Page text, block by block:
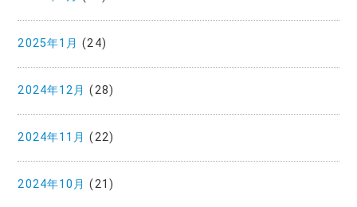
2025年1月 (24)
2024年12月 (28)
2024年11月 (22)
2024年10月 (21)